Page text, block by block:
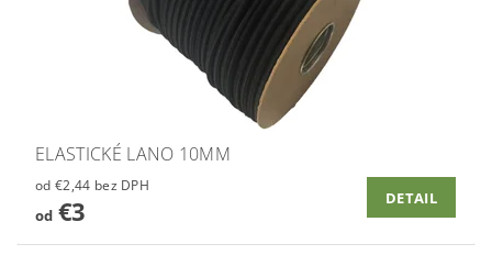
ELASTICKÉ LANO 10MM
od €2,44 bez DPH
od€3 DETAIL